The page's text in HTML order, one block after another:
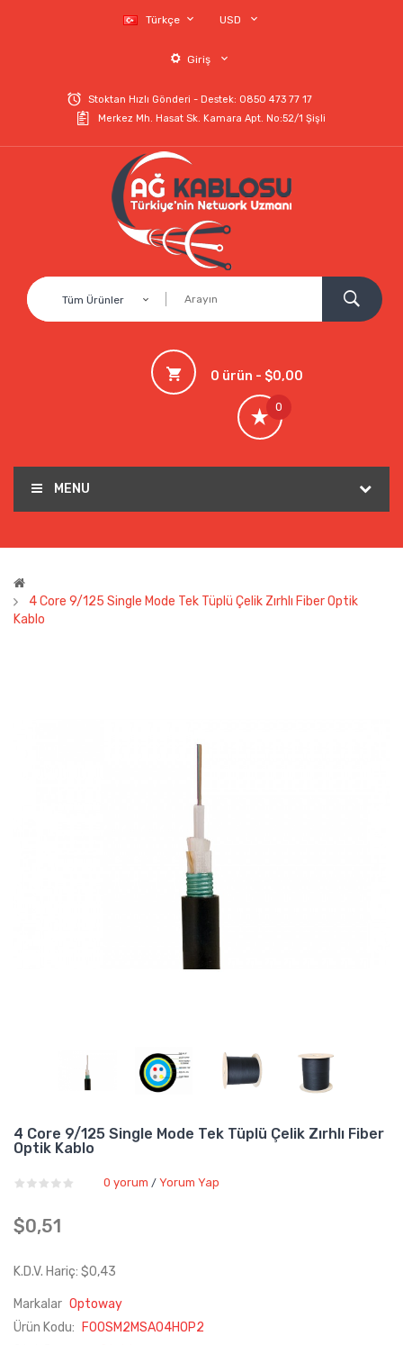
Türkçe USD
Giriş
Stoktan Hızlı Gönderi - Destek: 0850 473 77 17
Merkez Mh. Hasat Sk. Kamara Apt. No:52/1 Şişli
Tüm Ürünler
0 ürün - $0,00
0
MENU
4 Core 9/125 Single Mode Tek Tüplü Çelik Zırhlı Fiber Optik
Kablo
4 Core 9/125 Single Mode Tek Tüplü Çelik Zırhlı Fiber
Optik Kablo
0 yorum / Yorum Yap
$0,51
K.D.V. Hariç: $0,43
Markalar Optoway
Ürün Kodu:
F00SM2MSA04HOP2